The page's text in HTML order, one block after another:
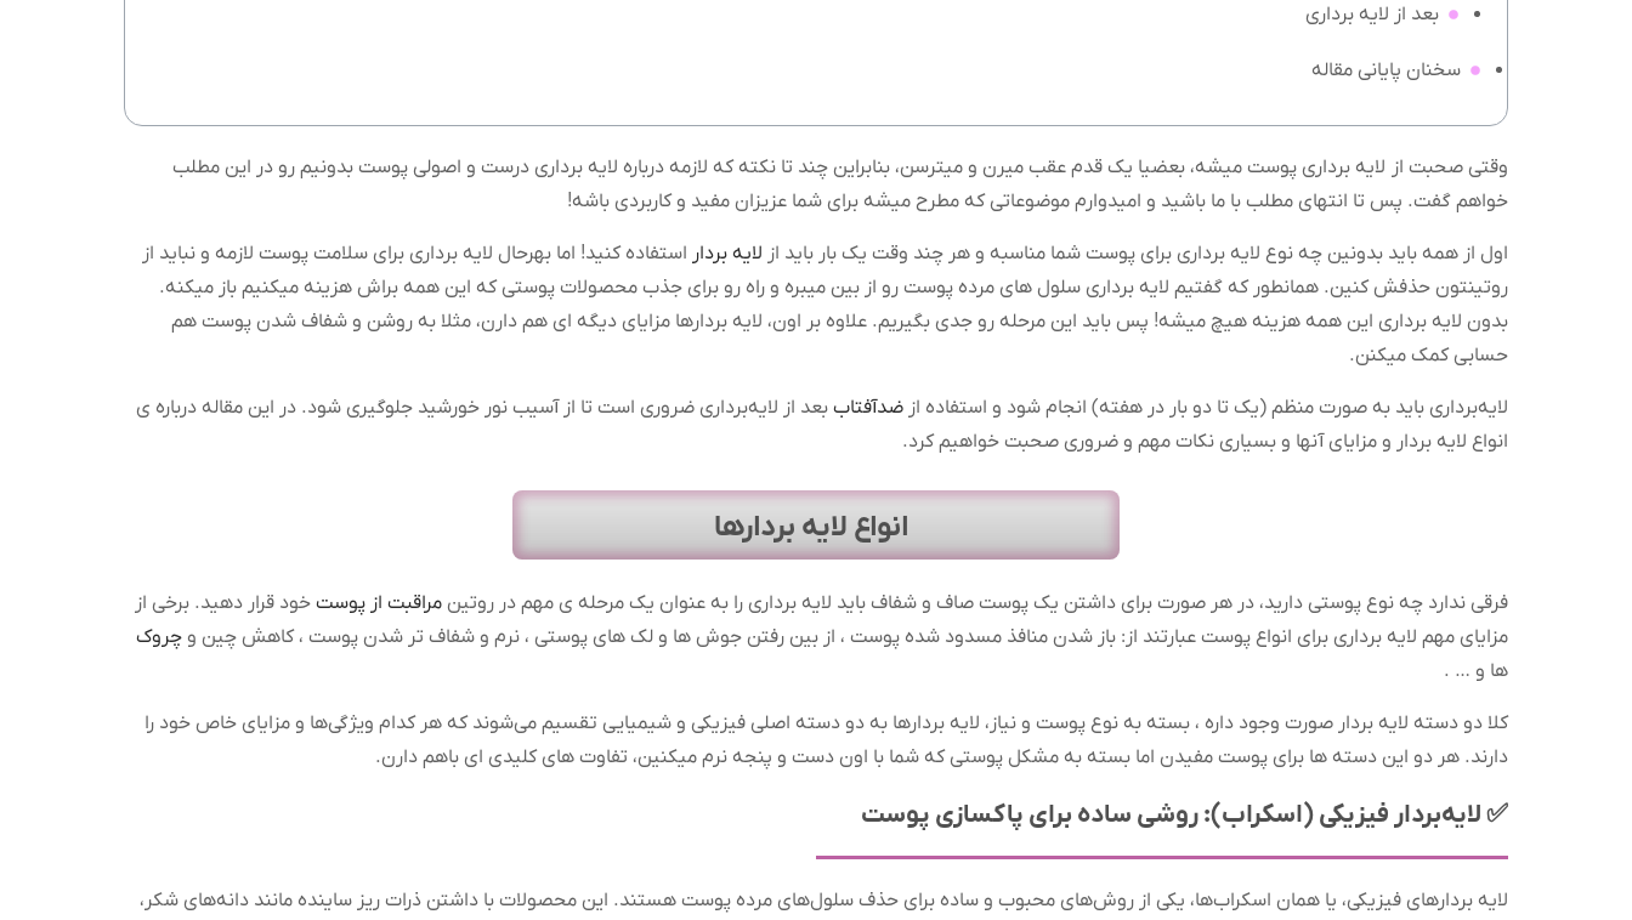
بعد از لایه‌ برداری
سخنان پایانی مقاله
وقتی صحبت از لایه برداری پوست میشه، بعضیا یک قدم عقب میرن و میترسن، بنابراین چند تا نکته که لازمه درباره لایه برداری درست و اصولی پوست بدونیم رو در این مطلب
خواهم گفت. پس تا انتهای مطلب با ما باشید و امیدوارم موضوعاتی که مطرح میشه برای شما عزیزان مفید و کاربردی باشه!
اول از همه باید بدونین چه نوع لایه برداری برای پوست شما مناسبه و هر چند وقت یک بار باید از لایه بردار استفاده کنید! اما بهرحال لایه برداری برای سلامت پوست لازمه و نباید از
روتینتون حذفش کنین. همانطور که گفتیم لایه برداری سلول های مرده پوست رو از بین میبره و راه رو برای جذب محصولات پوستی که این همه براش هزینه میکنیم باز میکنه.
بدون لایه برداری این همه هزینه هیچ میشه! پس باید این مرحله رو جدی بگیریم. علاوه بر اون، لایه بردارها مزایای دیگه ای هم دارن، مثلا به روشن و شفاف شدن پوست هم
حسابی کمک میکنن.
لایه‌برداری باید به صورت منظم (یک تا دو بار در هفته) انجام شود و استفاده از ضدآفتاب بعد از لایه‌برداری ضروری است تا از آسیب نور خورشید جلوگیری شود. در این مقاله درباره ی
انواع لایه بردار و مزایای آنها و بسیاری نکات مهم و ضروری صحبت خواهیم کرد.
انواع لایه بردارها
فرقی ندارد چه نوع پوستی دارید، در هر صورت برای داشتن یک پوست صاف و شفاف باید لایه برداری را به عنوان یک مرحله ی مهم در روتین مراقبت از پوست خود قرار دهید. برخی از
مزایای مهم لایه برداری برای انواع پوست عبارتند از: باز شدن منافذ مسدود شده پوست ، از بین رفتن جوش ها و لک های پوستی ، نرم و شفاف تر شدن پوست ، کاهش چین و چروک
ها و … .
کلا دو دسته لایه بردار صورت وجود داره ، بسته به نوع پوست و نیاز، لایه‌ بردارها به دو دسته اصلی فیزیکی و شیمیایی تقسیم می‌شوند که هر کدام ویژگی‌ها و مزایای خاص خود را
دارند. هر دو این دسته ها برای پوست مفیدن اما بسته به مشکل پوستی که شما با اون دست و پنجه نرم میکنین، تفاوت های کلیدی ای باهم دارن.
✅ لایه‌بردار فیزیکی (اسکراب): روشی ساده برای پاکسازی پوست
لایه‌ بردارهای فیزیکی، یا همان اسکراب‌ها، یکی از روش‌های محبوب و ساده برای حذف سلول‌های مرده پوست هستند. این محصولات با داشتن ذرات ریز ساینده مانند دانه‌های شکر،